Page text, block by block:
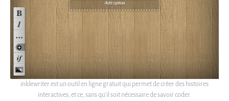
inklewriter est un outil en ligne gratuit qui permet de créer des histoires
interactives, et ce, sans qu’il soit nécessaire de savoir coder.